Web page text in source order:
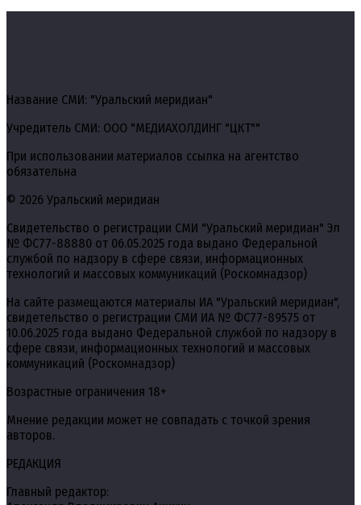
Название СМИ: "Уральский меридиан"
Учредитель СМИ: ООО "МЕДИАХОЛДИНГ "ЦКТ""
При использовании материалов ссылка на агентство
обязательна
© 2026 Уральский меридиан
Свидетельство о регистрации СМИ "Уральский меридиан" Эл
№ ФС77-88880 от 06.05.2025 года выдано Федеральной
службой по надзору в сфере связи, информационных
технологий и массовых коммуникаций (Роскомнадзор)
На сайте размещаются материалы ИА "Уральский меридиан",
свидетельство о регистрации СМИ ИА № ФС77-89575 от
10.06.2025 года выдано Федеральной службой по надзору в
сфере связи, информационных технологий и массовых
коммуникаций (Роскомнадзор)
Возрастные ограничения 18+
Мнение редакции может не совпадать с точкой зрения
авторов.
РЕДАКЦИЯ
Главный редактор: